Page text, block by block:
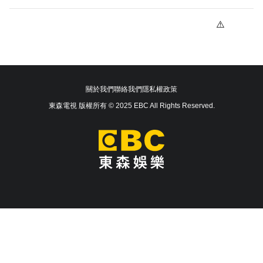
關於我們聯絡我們隱私權政策
東森電視 版權所有 © 2025 EBC All Rights Reserved.